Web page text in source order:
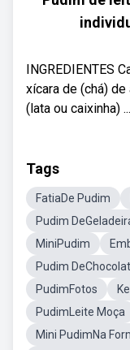
INGREDIENTES
xícara de (chá)
(lata ou caixinha) ...
Tags
FatiaDe Pudim
Pudim
MiniPudim
Pudim
PudimFotos
PudimLeite Moça
Mini PudimNa